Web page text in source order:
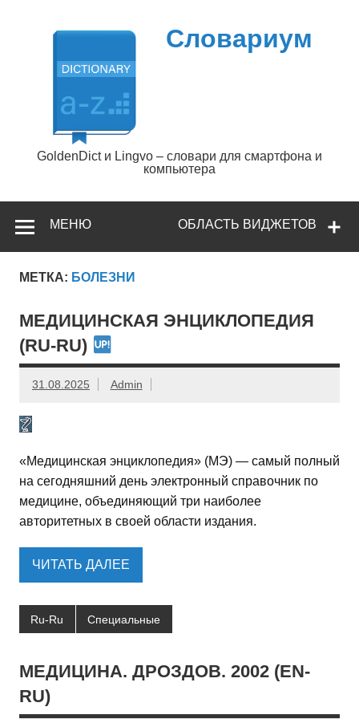
содержимому
Словариум
GoldenDict и Lingvo – словари для смартфона и
компьютера
ОБЛАСТЬ ВИДЖЕТОВ
МЕНЮ
МЕТКА: БОЛЕЗНИ
МЕДИЦИНСКАЯ ЭНЦИКЛОПЕДИЯ
(RU-RU)
31.08.2025 Admin
«Медицинская энциклопедия» (МЭ) — самый полный
на сегодняшний день электронный справочник по
медицине, объединяющий три наиболее
авторитетных в своей области издания.
ЧИТАТЬ ДАЛЕЕ
Ru-Ru Специальные
МЕДИЦИНА. ДРОЗДОВ. 2002 (EN-
RU)